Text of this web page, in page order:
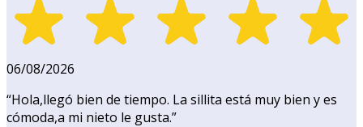
06/08/2026
“Hola,llegó bien de tiempo. La sillita está muy bien y es
cómoda,a mi nieto le gusta.”